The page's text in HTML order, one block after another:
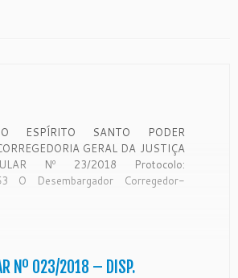
ESPÍRITO SANTO PODER
GERAL DA JUSTIÇA
Nº 23/2018 Protocolo:
O Desembargador Corregedor-
em todo […]
Nº 023/2018 – DISP.